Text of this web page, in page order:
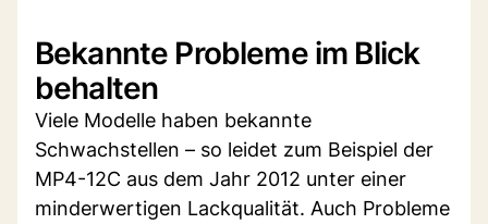
Bekannte Probleme im Blick
behalten
Viele Modelle haben bekannte
Schwachstellen – so leidet zum Beispiel der
MP4-12C aus dem Jahr 2012 unter einer
minderwertigen Lackqualität. Auch Probleme